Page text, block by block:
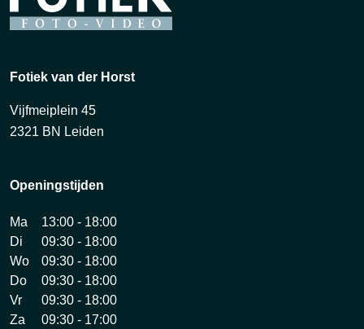
Fotiek van der Horst
Vijfmeiplein 45
2321 BN Leiden
Openingstijden
Ma
13:00 - 18:00
Di
09:30 - 18:00
Wo
09:30 - 18:00
Do
09:30 - 18:00
Vr
09:30 - 18:00
Za
09:30 - 17:00